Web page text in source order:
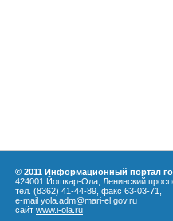
© 2011 Информационный портал
424001 Йошкар-Ола, Ленинский
тел. (8362) 41-44-89, факс 63-03-71,
e-mail yola.adm@mari-el.gov.ru
сайт www.i-ola.ru